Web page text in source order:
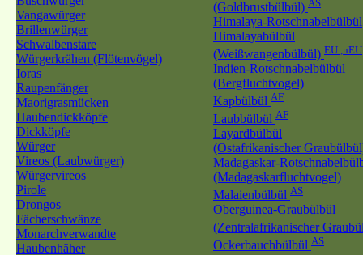
Vangawürger
Brillenwürger
Schwalbenstare
Würgerkrähen (Flötenvögel)
Ioras
Raupenfänger
Maorigrasmücken
Haubendickköpfe
Dickköpfe
Würger
Vireos (Laubwürger)
Würgervireos
Pirole
Drongos
Fächerschwänze
Monarchverwandte
Haubenhäher
(Goldbrustbülbül) AS
Himalaya-Rotschnabelbülbül
Himalayabülbül
(Weißwangenbülbül) EU ,nEU
Indien-Rotschnabelbülbül
(Bergfluchtvogel)
Kapbülbül AF
Laubbülbül AF
Layardbülbül
(Ostafrikanischer
Madagaskar-
(Madagaskarfluchtvogel)
Malaienbülbül AS
Oberguinea-Graubülbül
(Zentralafrikanischer
Ockerbauchbülbül AS